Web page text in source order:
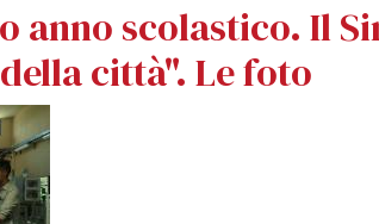
anno scolastico. Il
città". Le foto